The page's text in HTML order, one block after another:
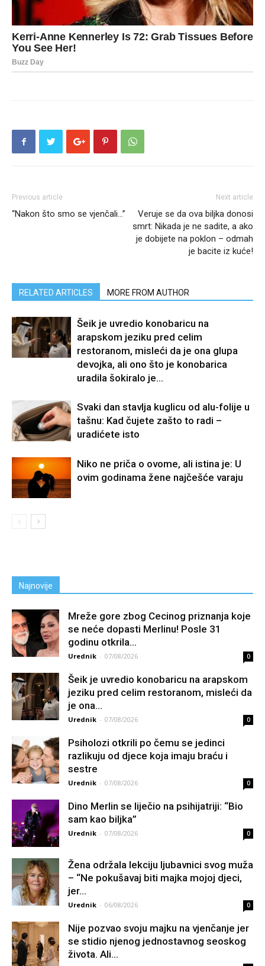
Previous article
“Nakon što smo se vjenčali…”
Next article
Veruje se da ova biljka donosi
smrt: Nikada je ne sadite, a ako
je dobijete na poklon – odmah
je bacite iz kuće!
RELATED ARTICLES MORE FROM AUTHOR
Šeik je uvredio konobaricu na
arapskom jeziku pred celim
restoranom, misleći da je ona glupa
devojka, ali ono što je konobarica
uradila šokiralo je...
Svaki dan stavlja kuglicu od alu-folije u
tašnu: Kad čujete zašto to radi –
uradićete isto
Niko ne priča o ovome, ali istina je: U
ovim godinama žene najčešće varaju
Najnovije
Mreže gore zbog Cecinog priznanja koje
se neće dopasti Merlinu! Posle 31
godinu otkrila...
Urednik - 07/08/2026 0
Šeik je uvredio konobaricu na arapskom
jeziku pred celim restoranom, misleći da
je ona...
Urednik - 07/08/2026 0
Psiholozi otkrili po čemu se jedinci
razlikuju od djece koja imaju braću i
sestre
Urednik - 07/08/2026 0
Dino Merlin se liječio na psihijatriji: “Bio
sam kao biljka”
Urednik - 07/08/2026 0
Žena održala lekciju ljubavnici svog muža
– “Ne pokušavaj biti majka mojoj djeci,
jer...
Urednik - 06/08/2026 0
Nije pozvao svoju majku na vjenčanje jer
se stidio njenog jednostavnog seoskog
života. Ali...